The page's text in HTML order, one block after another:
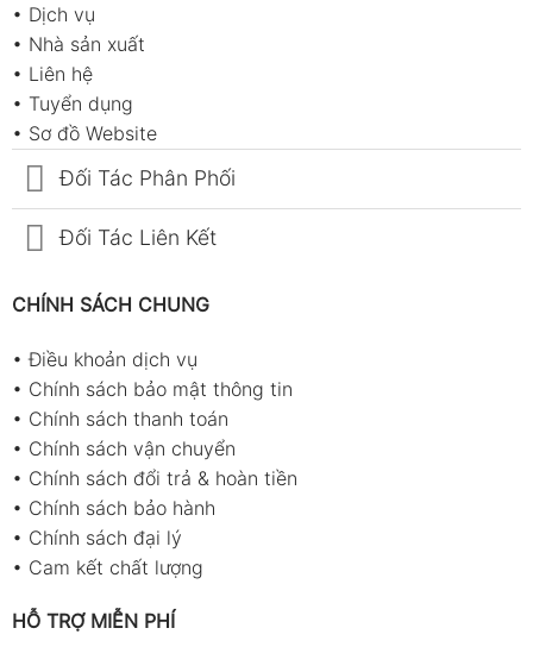
• Dịch vụ
• Nhà sản xuất
• Liên hệ
• Tuyển dụng
• Sơ đồ Website
Đối Tác Phân Phối
Đối Tác Liên Kết
CHÍNH SÁCH CHUNG
•Điều khoản dịch vụ
• Chính sách bảo mật thông tin
• Chính sách thanh toán
• Chính sách vận chuyển
• Chính sách đổi trả & hoàn tiền
• Chính sách bảo hành
• Chính sách đại lý
• Cam kết chất lượng
HỖ TRỢ MIỄN PHÍ